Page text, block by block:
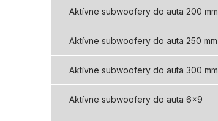
Aktívne subwoofery do auta 200 mm
Aktívne subwoofery do auta 250 mm
Aktívne subwoofery do auta 300 mm
Aktívne subwoofery do auta 6x9